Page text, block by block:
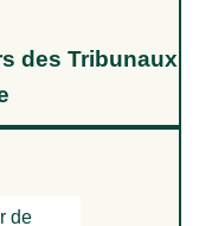
des Tribunaux